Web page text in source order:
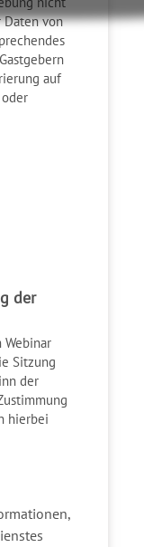
von
auf
der
Webinar
Sitzung
der
hierbei